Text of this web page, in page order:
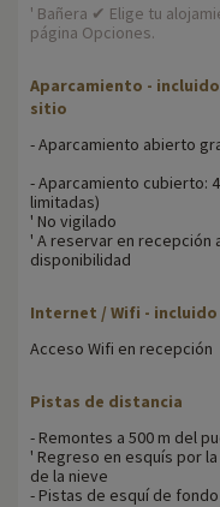
' Bañera ✔ Elige tu
página Opciones.
Aparcamiento -
sitio
- Aparcamiento abierto
- Aparcamiento cubierto:
limitadas)
' No vigilado
' A reservar en recepción
disponibilidad
Internet / Wifi -
Acceso Wifi en recepción
Pistas de distancia
- Remontes a 500 m del
' Regreso en esquís por
de la nieve
- Pistas de esquí de fondo